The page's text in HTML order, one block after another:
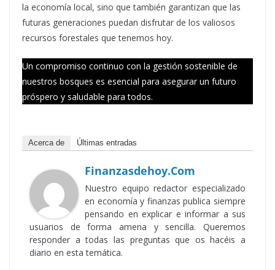
la economía local, sino que también garantizan que las
futuras generaciones puedan disfrutar de los valiosos
recursos forestales que tenemos hoy.
Un compromiso continuo con la gestión sostenible de
nuestros bosques es esencial para asegurar un futuro
próspero y saludable para todos.
Acerca de Últimas entradas
Finanzasdehoy.com
Nuestro equipo redactor especializado
en economía y finanzas publica siempre
pensando en explicar e informar a sus
usuarios de forma amena y sencilla. Queremos
responder a todas las preguntas que os hacéis a
diario en esta temática.